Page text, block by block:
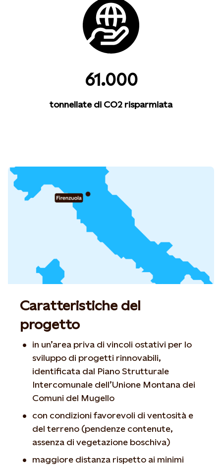
61.000
tonnellate di CO2 risparmiata
Caratteristiche del
progetto
in un’area priva di vincoli ostativi per lo
sviluppo di progetti rinnovabili,
identificata dal Piano Strutturale
Intercomunale dell’Unione Montana dei
Comuni del Mugello
con condizioni favorevoli di ventosità e
del terreno (pendenze contenute,
assenza di vegetazione boschiva)
maggiore distanza rispetto ai minimi